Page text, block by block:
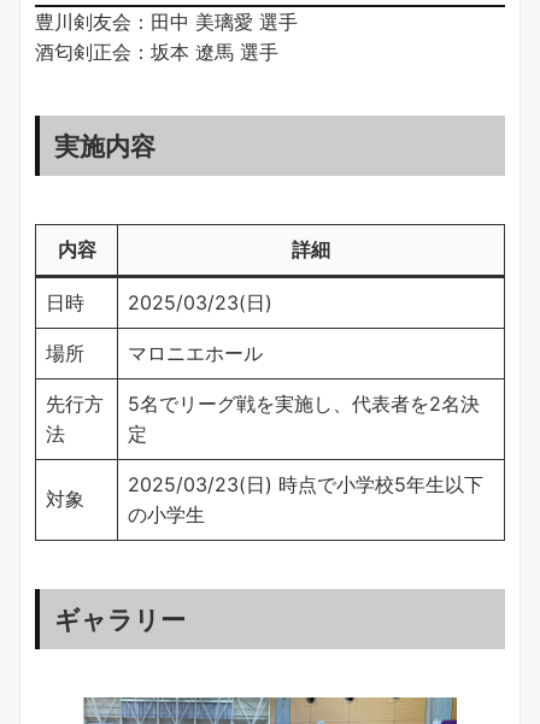
豊川剣友会：田中 美璃愛 選手
酒匂剣正会：坂本 遼馬 選手
実施内容
内容 詳細
日時 2025/03/23(日)
場所 マロニエホール
先行方
法
5名でリーグ戦を実施し、代表者を2名決
定
対象
2025/03/23(日) 時点で小学校5年生以下
の小学生
ギャラリー